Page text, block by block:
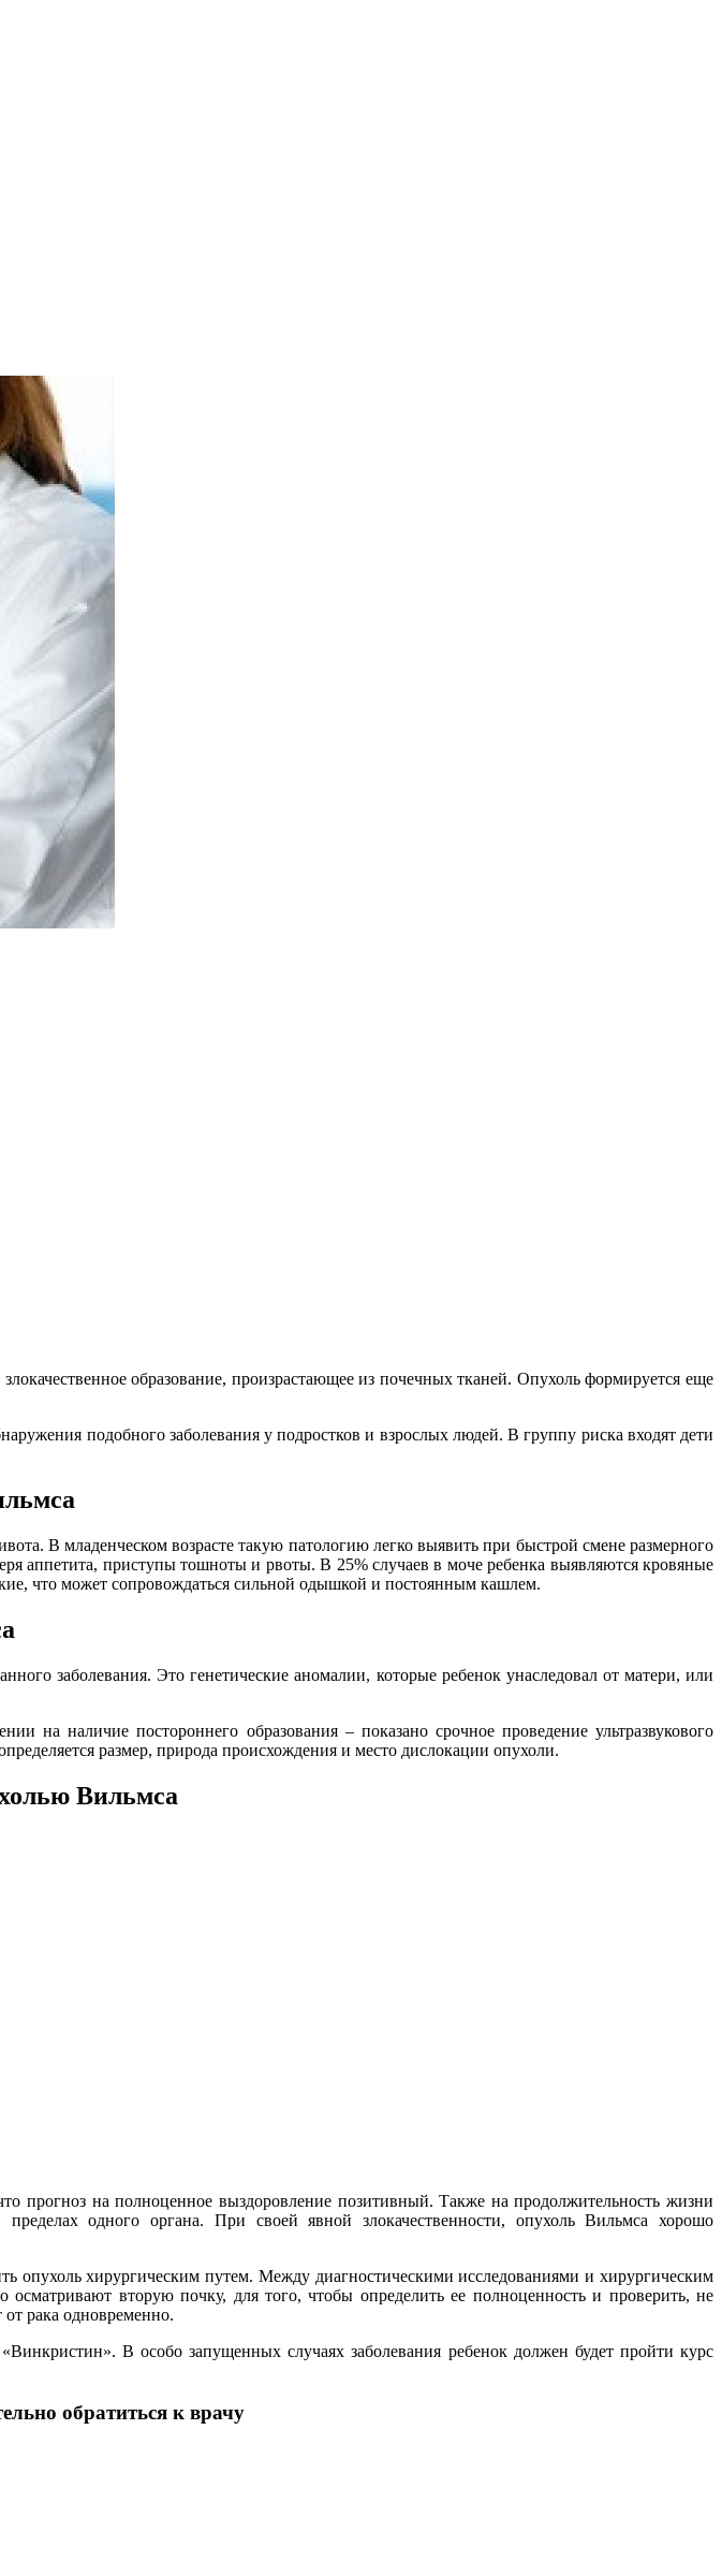
образование, произрастающее из почечных тканей. Опухоль формируется еще
подобного заболевания у подростков и взрослых людей. В группу риска входят дети
В младенческом возрасте такую патологию легко выявить при быстрой смене размерного
аппетита, приступы тошноты и рвоты. В 25% случаев в моче ребенка выявляются кровяные
что может сопровождаться сильной одышкой и постоянным кашлем.
заболевания. Это генетические аномалии, которые ребенок унаследовал от матери, или
наличие постороннего образования – показано срочное проведение ультразвукового
размер, природа происхождения и место дислокации опухоли.
Вильмса
прогноз на полноценное выздоровление позитивный. Также на продолжительность жизни
одного органа. При своей явной злокачественности, опухоль Вильмса хорошо
опухоль хирургическим путем. Между диагностическими исследованиями и хирургическим
вторую почку, для того, чтобы определить ее полноценность и проверить, не
рака одновременно.
В особо запущенных случаях заболевания ребенок должен будет пройти курс
обратиться к врачу